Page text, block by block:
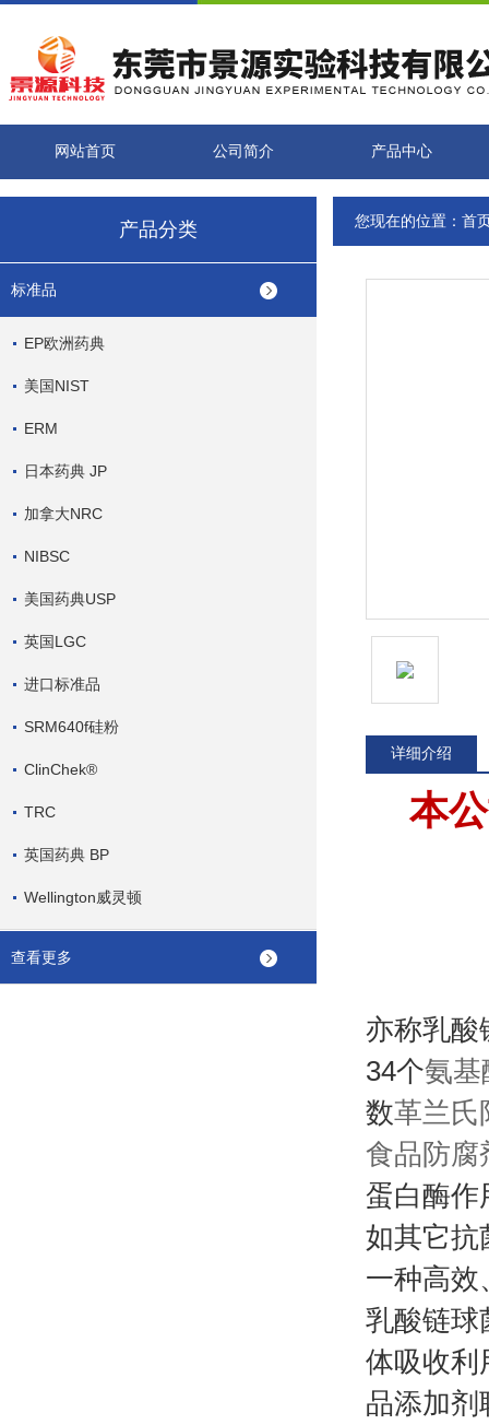
网站首页 公司简介 产品中心
产品分类
标准品
EP欧洲药典
美国NIST
ERM
日本药典 JP
加拿大NRC
NIBSC
美国药典USP
英国LGC
进口标准品
SRM640f硅粉
ClinChek®
TRC
英国药典 BP
Wellington威灵顿
查看更多
您现在的位置： 首
详细介绍
本
亦称乳酸
34个氨基
数革兰氏
食品防腐
蛋白酶作
如其它抗
一种高效
乳酸链球
体吸收利
品添加剂